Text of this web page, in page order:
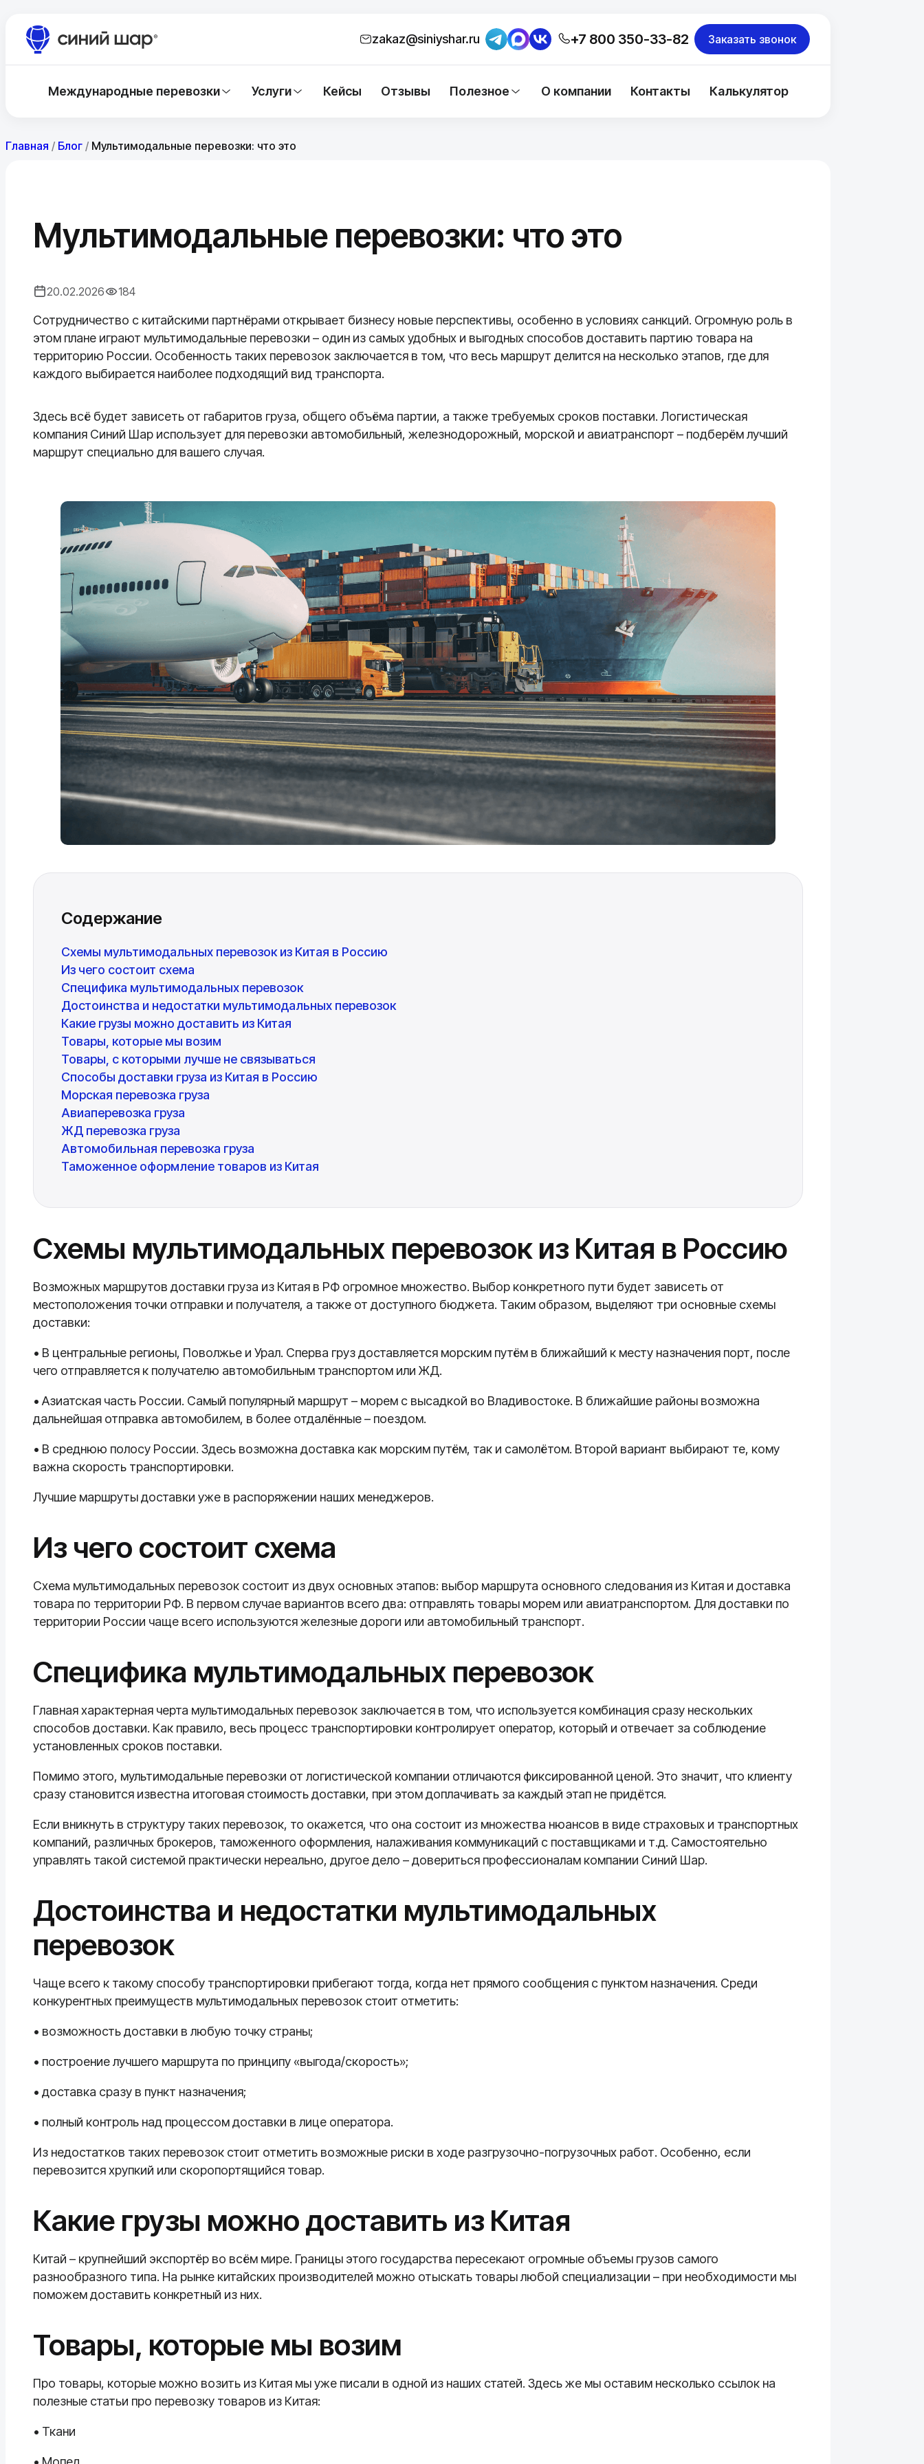
zakaz@siniyshar.ru +7 800 350-33-82 Заказать звонок
Международные перевозки Услуги Кейсы Отзывы Полезное О компании Контакты Калькулятор
Главная / Блог / Мультимодальные перевозки: что это
Мультимодальные перевозки: что это
20.02.2026 184
Сотрудничество с китайскими партнёрами открывает бизнесу новые перспективы, особенно в условиях санкций. Огромную роль в
этом плане играют мультимодальные перевозки – один из самых удобных и выгодных способов доставить партию товара на
территорию России. Особенность таких перевозок заключается в том, что весь маршрут делится на несколько этапов, где для
каждого выбирается наиболее подходящий вид транспорта.
Здесь всё будет зависеть от габаритов груза, общего объёма партии, а также требуемых сроков поставки. Логистическая
компания Синий Шар использует для перевозки автомобильный, железнодорожный, морской и авиатранспорт – подберём лучший
маршрут специально для вашего случая.
Содержание
Схемы мультимодальных перевозок из Китая в Россию
Из чего состоит схема
Специфика мультимодальных перевозок
Достоинства и недостатки мультимодальных перевозок
Какие грузы можно доставить из Китая
Товары, которые мы возим
Товары, с которыми лучше не связываться
Способы доставки груза из Китая в Россию
Морская перевозка груза
Авиаперевозка груза
ЖД перевозка груза
Автомобильная перевозка груза
Таможенное оформление товаров из Китая
Схемы мультимодальных перевозок из Китая в Россию
Возможных маршрутов доставки груза из Китая в РФ огромное множество. Выбор конкретного пути будет зависеть от
местоположения точки отправки и получателя, а также от доступного бюджета. Таким образом, выделяют три основные схемы
доставки:
• В центральные регионы, Поволжье и Урал. Сперва груз доставляется морским путём в ближайший к месту назначения порт, после
чего отправляется к получателю автомобильным транспортом или ЖД.
• Азиатская часть России. Самый популярный маршрут – морем с высадкой во Владивостоке. В ближайшие районы возможна
дальнейшая отправка автомобилем, в более отдалённые – поездом.
• В среднюю полосу России. Здесь возможна доставка как морским путём, так и самолётом. Второй вариант выбирают те, кому
важна скорость транспортировки.
Лучшие маршруты доставки уже в распоряжении наших менеджеров.
Из чего состоит схема
Схема мультимодальных перевозок состоит из двух основных этапов: выбор маршрута основного следования из Китая и доставка
товара по территории РФ. В первом случае вариантов всего два: отправлять товары морем или авиатранспортом. Для доставки по
территории России чаще всего используются железные дороги или автомобильный транспорт.
Специфика мультимодальных перевозок
Главная характерная черта мультимодальных перевозок заключается в том, что используется комбинация сразу нескольких
способов доставки. Как правило, весь процесс транспортировки контролирует оператор, который и отвечает за соблюдение
установленных сроков поставки.
Помимо этого, мультимодальные перевозки от логистической компании отличаются фиксированной ценой. Это значит, что клиенту
сразу становится известна итоговая стоимость доставки, при этом доплачивать за каждый этап не придётся.
Если вникнуть в структуру таких перевозок, то окажется, что она состоит из множества нюансов в виде страховых и транспортных
компаний, различных брокеров, таможенного оформления, налаживания коммуникаций с поставщиками и т.д. Самостоятельно
управлять такой системой практически нереально, другое дело – довериться профессионалам компании Синий Шар.
Достоинства и недостатки мультимодальных
перевозок
Чаще всего к такому способу транспортировки прибегают тогда, когда нет прямого сообщения с пунктом назначения. Среди
конкурентных преимуществ мультимодальных перевозок стоит отметить:
• возможность доставки в любую точку страны;
• построение лучшего маршрута по принципу «выгода/скорость»;
• доставка сразу в пункт назначения;
• полный контроль над процессом доставки в лице оператора.
Из недостатков таких перевозок стоит отметить возможные риски в ходе разгрузочно-погрузочных работ. Особенно, если
перевозится хрупкий или скоропортящийся товар.
Какие грузы можно доставить из Китая
Китай – крупнейший экспортёр во всём мире. Границы этого государства пересекают огромные объемы грузов самого
разнообразного типа. На рынке китайских производителей можно отыскать товары любой специализации – при необходимости мы
поможем доставить конкретный из них.
Товары, которые мы возим
Про товары, которые можно возить из Китая мы уже писали в одной из наших статей. Здесь же мы оставим несколько ссылок на
полезные статьи про перевозку товаров из Китая:
• Ткани